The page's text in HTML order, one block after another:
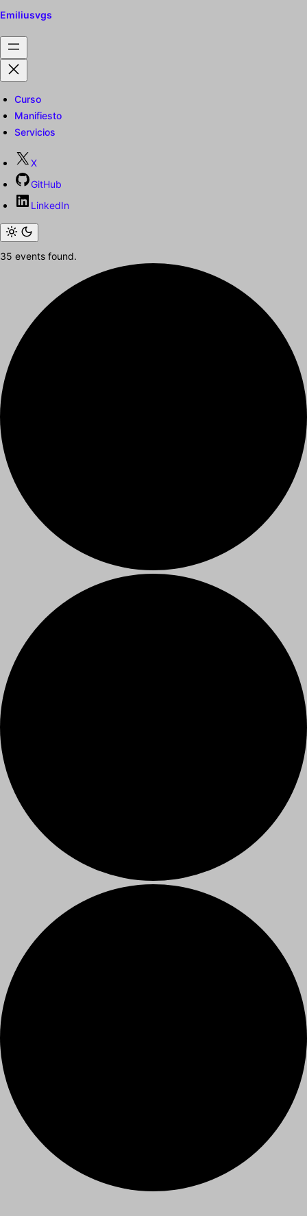
Emiliusvgs
Curso
Manifiesto
Servicios
X
GitHub
LinkedIn
35 events found.